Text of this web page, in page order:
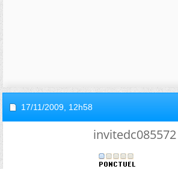
17/11/2009, 12h58
invitedc085572